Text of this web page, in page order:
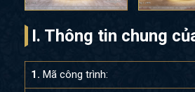
I. Thông tin chung
1. Mã công trình: